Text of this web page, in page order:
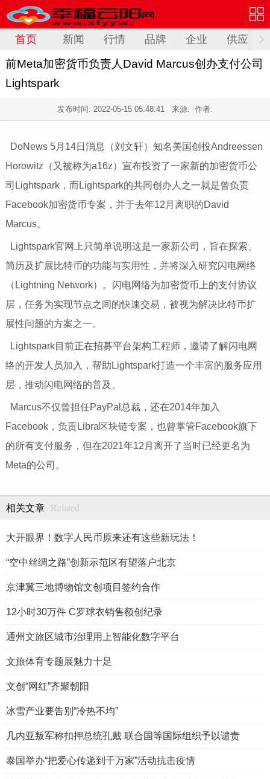
首页 新闻 行情 品牌 企业 供应
前Meta加密货币负责人David Marcus创办支付公司
Lightspark
发布时间: 2022-05-15 05:48:41 来源: 作者:
DoNews 5月14日消息（刘文轩）知名美国创投Andreessen
Horowitz（又被称为a16z）宣布投资了一家新的加密货币公
司Lightspark，而Lightspark的共同创办人之一就是曾负责
Facebook加密货币专案，并于去年12月离职的David
Marcus。
Lightspark官网上只简单说明这是一家新公司，旨在探索、
简历及扩展比特币的功能与实用性，并将深入研究闪电网络
（Lightning Network）。闪电网络为加密货币上的支付协议
层，任务为实现节点之间的快速交易，被视为解决比特币扩
展性问题的方案之一。
Lightspark目前正在招募平台架构工程师，邀请了解闪电网
络的开发人员加入，帮助Lightspark打造一个丰富的服务应用
层，推动闪电网络的普及。
Marcus不仅曾担任PayPal总裁，还在2014年加入
Facebook，负责Libra区块链专案，也曾掌管Facebook旗下
的所有支付服务，但在2021年12月离开了当时已经更名为
Meta的公司。
相关文章 Related
大开眼界！数字人民币原来还有这些新玩法！
“空中丝绸之路”创新示范区有望落户北京
京津冀三地博物馆文创项目签约合作
12小时30万件 C罗球衣销售额创纪录
通州文旅区城市治理用上智能化数字平台
文旅体育专题展魅力十足
文创“网红”齐聚朝阳
冰雪产业要告别“冷热不均”
几内亚叛军称扣押总统孔戴 联合国等国际组织予以谴责
泰国举办“把爱心传递到千万家”活动抗击疫情